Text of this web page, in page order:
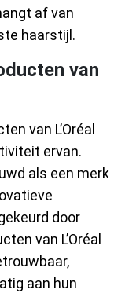
af van
haarstijl.
van
van L’Oréal
ervan.
als een merk
door
van L’Oréal
aan hun